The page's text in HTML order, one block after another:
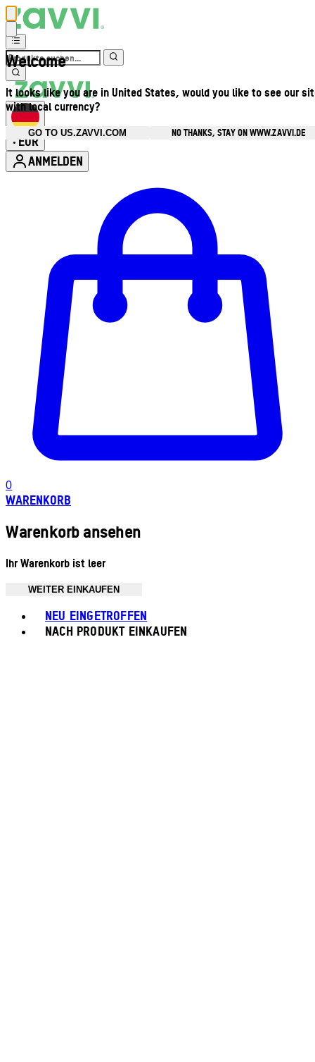
Welcome
It looks like you are in United States, would you like to see our
with local currency?
GO TO US.ZAVVI.COM
NO THANKS, STAY ON WWW.ZAVVI.DE
• EUR
ANMELDEN
0
WARENKORB
Warenkorb ansehen
Ihr Warenkorb ist leer
WEITER EINKAUFEN
NEU EINGETROFFEN
NACH PRODUKT EINKAUFEN